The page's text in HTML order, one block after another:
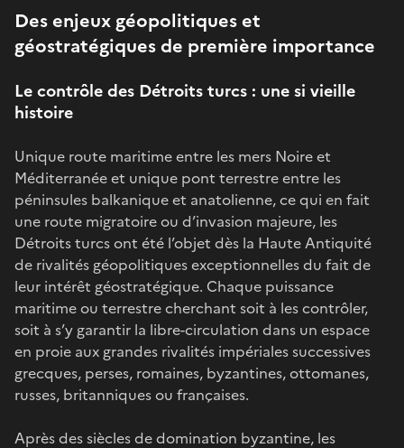
Des enjeux géopolitiques et
géostratégiques de première importance
Le contrôle des Détroits turcs : une si vieille
histoire
Unique route maritime entre les mers Noire et
Méditerranée et unique pont terrestre entre les
péninsules balkanique et anatolienne, ce qui en fait
une route migratoire ou d’invasion majeure, les
Détroits turcs ont été l’objet dès la Haute Antiquité
de rivalités géopolitiques exceptionnelles du fait de
leur intérêt géostratégique. Chaque puissance
maritime ou terrestre cherchant soit à les contrôler,
soit à s’y garantir la libre-circulation dans un espace
en proie aux grandes rivalités impériales successives
grecques, perses, romaines, byzantines, ottomanes,
russes, britanniques ou françaises.
Après des siècles de domination byzantine, les